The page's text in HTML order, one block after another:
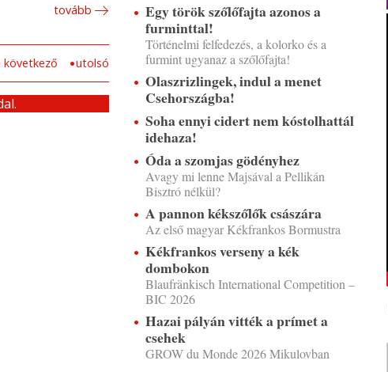
tovább
következő utolsó
Egy török szőlőfajta azonos a
furminttal!
Történelmi felfedezés, a kolorko és a
furmint ugyanaz a szőlőfajta!
Olaszrizlingek, indul a menet
Csehországba!
Soha ennyi cidert nem kóstolhattál
idehaza!
Óda a szomjas gödényhez
Avagy mi lenne Majsával a Pellikán
Bisztró nélkül?
A pannon kékszőlők császára
Az első magyar Kékfrankos Bormustra
Kékfrankos verseny a kék
dombokon
Blaufränkisch International Competition –
BIC 2026
Hazai pályán vitték a prímet a
csehek
GROW du Monde 2026 Mikulovban